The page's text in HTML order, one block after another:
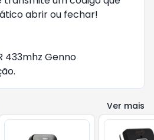
abrir ou fechar!
433mhz Genno
Ver mais